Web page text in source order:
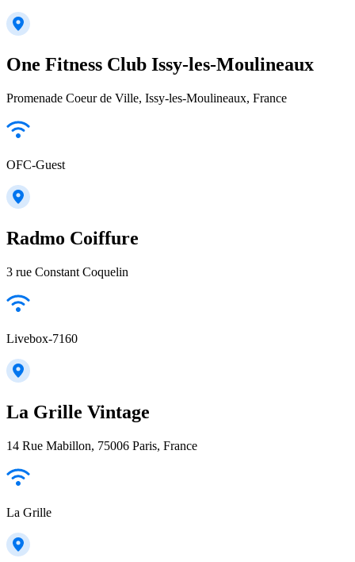
One Fitness Club Issy-les-Moulineaux
Promenade Coeur de Ville, Issy-les-Moulineaux, France
OFC-Guest
Radmo Coiffure
3 rue Constant Coquelin
Livebox-7160
La Grille Vintage
14 Rue Mabillon, 75006 Paris, France
La Grille